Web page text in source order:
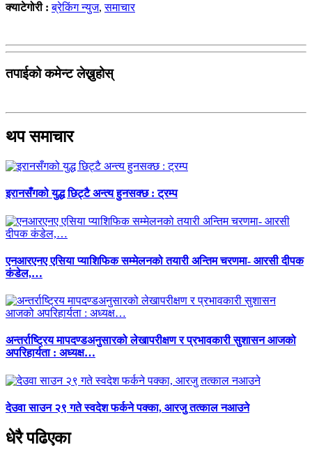
क्याटेगोरी :ब्रेकिंग न्युज,समाचार
तपाईको कमेन्ट लेख्नुहोस्
थप समाचार
इरानसँगको युद्ध छिट्टै अन्त्य हुनसक्छ : ट्रम्प
एनआरएनए एसिया प्याशिफिक सम्मेलनको तयारी अन्तिम चरणमा- आरसी दीपक
कंडेल,…
अन्तर्राष्ट्रिय मापदण्डअनुसारको लेखापरीक्षण र प्रभावकारी सुशासन आजको
अपरिहार्यता : अध्यक्ष…
देउवा साउन २९ गते स्वदेश फर्कने पक्का, आरजु तत्काल नआउने
धेरै पढिएका